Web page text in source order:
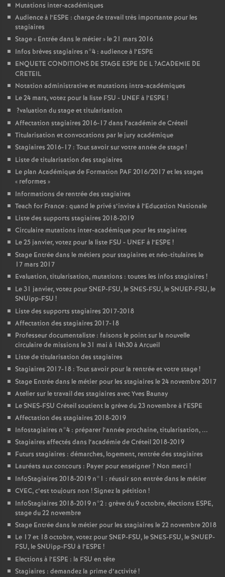
Mutations inter-académiques
Audience à l’ESPE : charge de travail très importante pour les
stagiaires
Stage « Entrée dans le métier» le 21 mars 2016
Infos brèves stagiaires n°4 : audience à l’ESPE
ENQUETE CONDITIONS DE STAGE ESPE DE L?ACADEMIE DE
CRETEIL
Notation administrative et mutations intra-académiques
Le 24 mars, votez pour la liste FSU - UNEFà l’ESPE !
?valuation du stage et titularisation
Affectation stagiaires 2016-17 dans l’académie de Créteil
Titularisation et convocations par le jury académique
Stagiaires 2016-17 : Tout savoir sur votre année de stage!
Liste de titularisation des stagiaires
Le plan Académique de Formation PAF2016/2017 et les stages
« reformes »
Informations de rentrée des stagiaires
Teach for France : quand le privé s’invite à l’Education Nationale
Liste des supports stagiaires 2018-2019
Circulaire mutations inter-académique pour les stagiaires
Le 25 janvier, votez pour la liste FSU - UNEFà l’ESPE !
Stage Entrée dans le métiers pour stagiaires et néo-titulaires le
17 mars 2017
Evaluation, titularisation, mutations : toutes les infos stagiaires !
Le 31 janvier, votez pourSNEP-FSU, leSNES-FSU, leSNUEP-FSU, le
SNUipp-FSU !
Liste des supports stagiaires 2017-2018
Affectation des stagiaires 2017-18
Professeur documentaliste : faisons le point sur la nouvelle
circulaire de missions le 31 mai à 14h30 à Arcueil
Liste de titularisation des stagiaires
Stagiaires 2017-18 : Tout savoir pour la rentrée et votre stage!
Stage Entrée dans le métier pour les stagiaires le 24 novembre 2017
Atelier sur le travail des stagiaires avec Yves Baunay
LeSNES-FSU Créteil soutient la grève du 23 novembre à l’ESPE
Affectation des stagiaires 2018-2019
Infostagiaires n°4 : préparer l’année prochaine, titularisation, ...
Stagiaires affectés dans l’académie de Créteil 2018-2019
Futurs stagiaires : démarches, logement, rentrée des stagiaires
Lauréats aux concours : Payer pour enseigner? Non merci !
InfoStagiaires 2018-2019 n°1 : réussir son entrée dans le métier
CVEC, c’est toujours non ! Signez la pétition !
InfoStagiaires 2018-2019 n°2 : grève du 9 octobre, élections ESPE,
stage du 22 novembre
Stage Entrée dans le métier pour les stagiaires le 22 novembre 2018
Le 17 et 18 octobre, votez pourSNEP-FSU, leSNES-FSU, leSNUEP-
FSU, le SNUipp-FSU à l’ESPE !
Elections à l’ESPE : la FSU en tête
Stagiaires : demandez la prime d’activité!